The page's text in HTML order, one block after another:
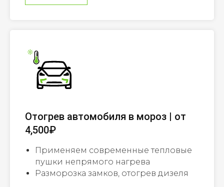
Отогрев автомобиля в мороз | от
4,500₽
Применяем современные тепловые
пушки непрямого нагрева
Разморозка замков, отогрев дизеля